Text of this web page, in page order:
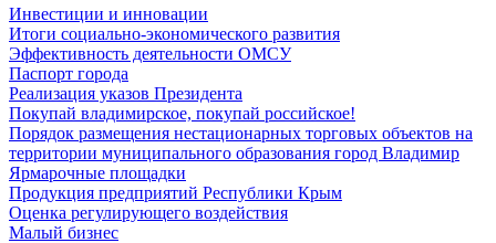
Инвестиции и инновации
Итоги социально-экономического развития
Эффективность деятельности ОМСУ
Паспорт города
Реализация указов Президента
Покупай владимирское, покупай российское!
Порядок размещения нестационарных торговых объектов на
территории муниципального образования город Владимир
Ярмарочные площадки
Продукция предприятий Республики Крым
Оценка регулирующего воздействия
Малый бизнес